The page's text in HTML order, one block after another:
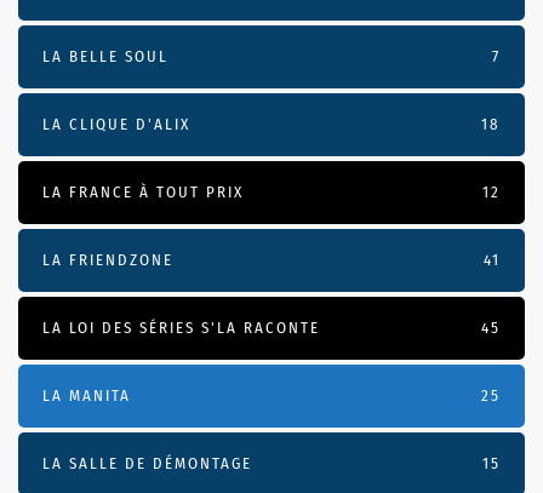
LA BELLE SOUL 7
LA CLIQUE D'ALIX 18
LA FRANCE À TOUT PRIX 12
LA FRIENDZONE 41
LA LOI DES SÉRIES S'LA RACONTE 45
LA MANITA 25
LA SALLE DE DÉMONTAGE 15